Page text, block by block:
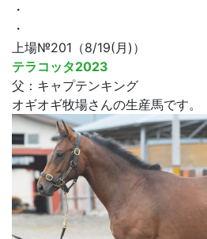
・
・
上場№201（8/19(月)）
テラコッタ2023
父：キャプテンキング
オギオギ牧場さんの生産馬です。